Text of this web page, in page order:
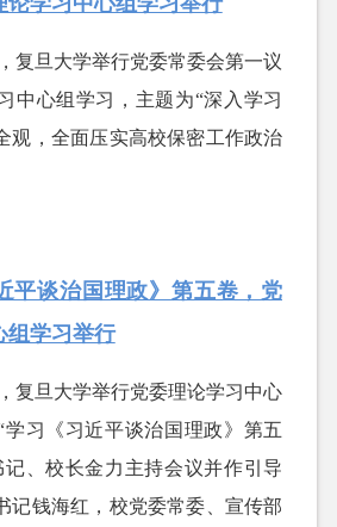
复旦大学举行党委常委会第一议
中心组学习，主题为“深入学习
观，全面压实高校保密工作政治
平谈治国理政》第五卷，党
组学习举行
复旦大学举行党委理论学习中心
习《习近平谈治国理政》第五
记、校长金力主持会议并作引导
记钱海红，校党委常委、宣传部